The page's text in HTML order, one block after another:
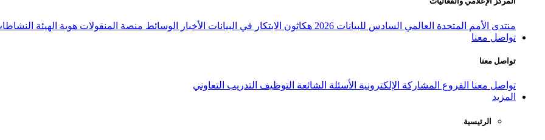
منتدى الأمم المتحدة العالمي السادس للبيانات 2026 هكاثون الابتكار في البيانات الأخبار الوسائط منصة المنقولات هوية الهيئة
تواصل معنا
تواصل معنا
تواصل معنا الفروع المشاركة الإلكترونية الأسئلة الشائعة التوظيف التدريب التعاوني
المزيد
الرئيسية